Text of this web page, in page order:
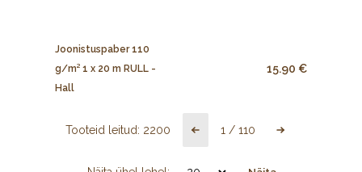
Joonistuspaber 110
g/m² 1 x 20 m RULL -
Hall
15.90 €
Tooteid leitud: 2200 1 / 110